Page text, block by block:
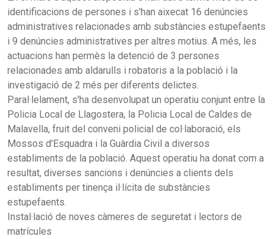
identificacions de persones i s'han aixecat 16 denúncies
administratives relacionades amb substàncies estupefaents
i 9 denúncies administratives per altres motius. A més, les
actuacions han permès la detenció de 3 persones
relacionades amb aldarulls i robatoris a la població i la
investigació de 2 més per diferents delictes.
Paral·lelament, s'ha desenvolupat un operatiu conjunt entre la
Policia Local de Llagostera, la Policia Local de Caldes de
Malavella, fruit del conveni policial de col·laboració, els
Mossos d'Esquadra i la Guàrdia Civil a diversos
establiments de la població. Aquest operatiu ha donat com a
resultat, diverses sancions i denúncies a clients dels
establiments per tinença il·lícita de substàncies
estupefaents.
Instal·lació de noves càmeres de seguretat i lectors de
matrícules